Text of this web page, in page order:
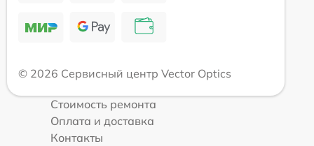
© 2026 Сервисный центр Vector Optics
Стоимость ремонта
Оплата и доставка
Контакты